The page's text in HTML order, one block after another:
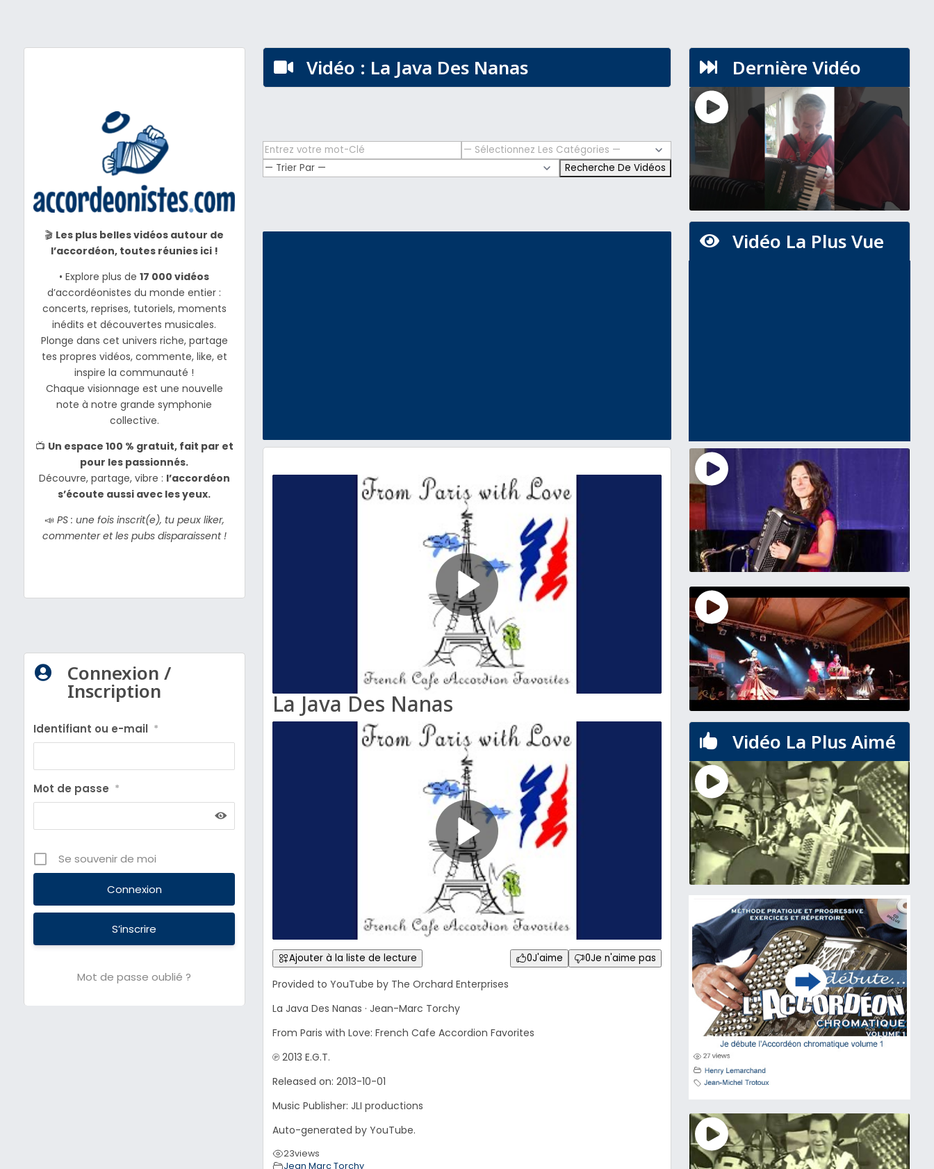
🎬 Les plus belles vidéos autour de
l’accordéon, toutes réunies ici !
• Explore plus de17 000 vidéos
d’accordéonistes du monde entier :
concerts, reprises, tutoriels, moments
inédits et découvertes musicales.
Plonge dans cet univers riche, partage
tes propres vidéos, commente, like, et
inspire la communauté !
Chaque visionnage est une nouvelle
note à notre grande symphonie
collective.
📺 Un espace 100 % gratuit, fait par et
pour les passionnés.
Découvre, partage, vibre : l’accordéon
s’écoute aussi avec les yeux.
📣 PS : une fois inscrit(e), tu peux liker,
commenter et les pubs disparaissent !
 Connexion /
Inscription
Identifiant ou e-mail *
Mot de passe *
Se souvenir de moi
S’inscrire
Mot de passe oublié ?
 Vidéo : La Java Des Nanas
La Java Des Nanas
Ajouter à la liste de lecture 0J'aime 0Je n'aime pas
Provided to YouTube by The Orchard Enterprises
La Java Des Nanas · Jean-Marc Torchy
From Paris with Love: French Cafe Accordion Favorites
℗ 2013 E.G.T.
Released on: 2013-10-01
Music Publisher: JLI productions
Auto-generated by YouTube.
23views
Jean Marc Torchy
 Dernière Vidéo
 Vidéo La Plus Vue
 Vidéo La Plus Aimé